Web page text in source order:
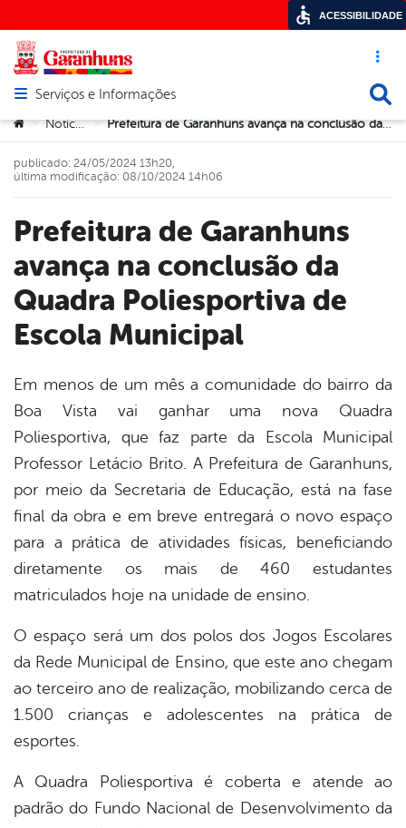
Acesso
Abrir menu principal de navegação
Serviços e Informações
Você está aqui:
> Notícias > Prefeitura de Garanhuns avança na conclusão da Quadra Poliesportiva de Escola Municipal
Prefeitura de Garanhuns
avança na conclusão da
Quadra Poliesportiva de
Escola Municipal
publicado: 24/05/2024 13h20,
última modificação: 08/10/2024 14h06
Em menos de um mês a comunidade do bairro da
Boa Vista vai ganhar uma nova Quadra
Poliesportiva, que faz parte da Escola Municipal
Professor Letácio Brito. A Prefeitura de Garanhuns,
por meio da Secretaria de Educação, está na fase
final da obra e em breve entregará o novo espaço
para a prática de atividades físicas, beneficiando
diretamente os mais de 460 estudantes
matriculados hoje na unidade de ensino.
O espaço será um dos polos dos Jogos Escolares
da Rede Municipal de Ensino, que este ano chegam
ao terceiro ano de realização, mobilizando cerca de
1.500 crianças e adolescentes na prática de
esportes.
A Quadra Poliesportiva é coberta e atende ao
padrão do Fundo Nacional de Desenvolvimento da
ACESSIBILIDADE